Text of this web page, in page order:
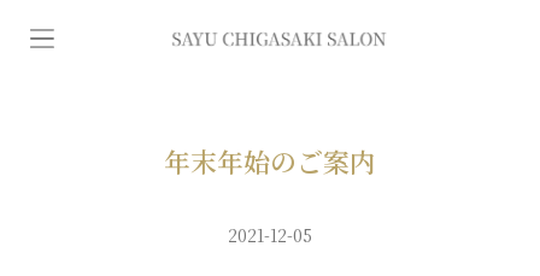
イ
デ
年末年始のご案内
2021-12-05